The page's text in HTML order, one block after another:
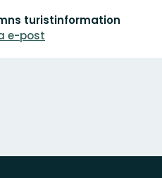
turistinformation
e-post